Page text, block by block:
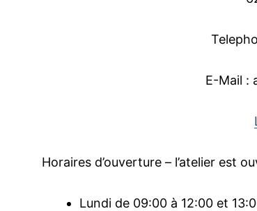
E-Mail :
Horaires d’ouverture – l’atelier est
Lundi de 09:00 à 12:00 et